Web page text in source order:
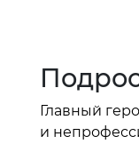
Главный
и